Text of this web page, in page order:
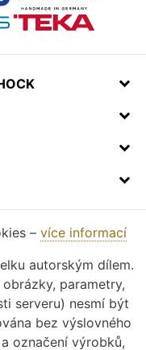
– více informací
autorským dílem.
parametry,
serveru) nesmí být
bez výslovného
označení výrobků,